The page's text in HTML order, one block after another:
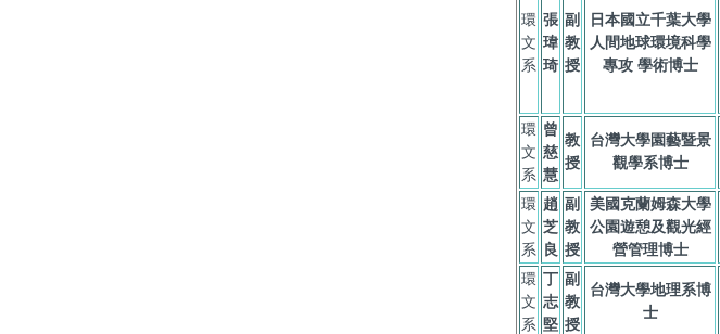
環
文
系
張
瑋
琦
副
教
授
日本國立千葉大學
人間地球環境科學
專攻 學術博士
環
文
系
曾
慈
慧
教
授
台灣大學園藝暨景
觀學系博士
環
文
系
趙
芝
良
副
教
授
美國克蘭姆森大學
公園遊憩及觀光經
營管理博士
環
文
系
丁
志
堅
副
教
授
台灣大學地理系博
士